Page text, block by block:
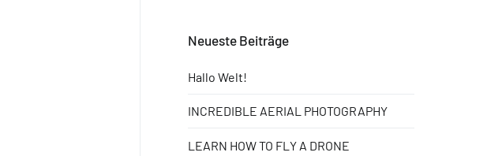
Neueste Beiträge
Hallo Welt!
INCREDIBLE AERIAL PHOTOGRAPHY
LEARN HOW TO FLY A DRONE